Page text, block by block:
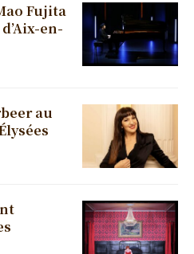
Fujita
en-
au